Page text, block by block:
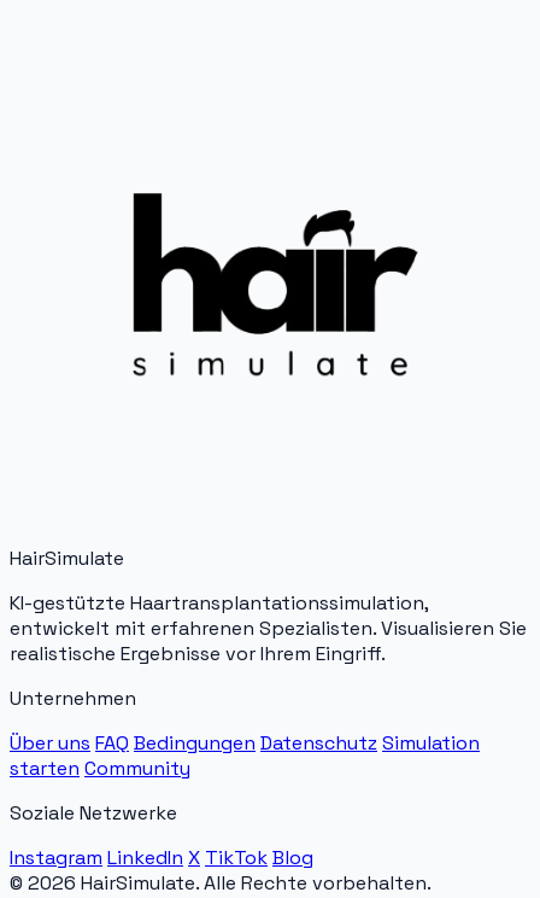
HairSimulate
KI-gestützte Haartransplantationssimulation,
entwickelt mit erfahrenen Spezialisten. Visualisieren Sie
realistische Ergebnisse vor Ihrem Eingriff.
Unternehmen
Über uns FAQ Bedingungen DatenschutzSimulation
starten Community
Soziale Netzwerke
Instagram LinkedIn X TikTokBlog
© 2026 HairSimulate. Alle Rechte vorbehalten.